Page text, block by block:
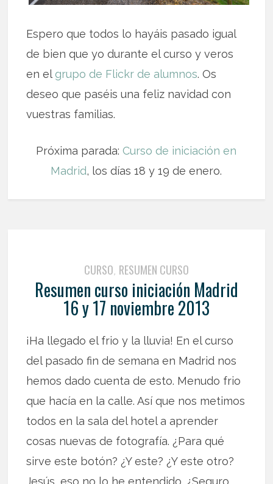
Espero que todos lo hayáis pasado igual
de bien que yo durante el curso y veros
en el grupo de Flickr de alumnos. Os
deseo que paséis una feliz navidad con
vuestras familias.
Próxima parada:Curso de iniciación en
Madrid, los días 18 y 19 de enero.
CURSO, RESUMEN CURSO
Resumen curso iniciación Madrid
16 y 17 noviembre 2013
¡Ha llegado el frio y la lluvia! En el curso
del pasado fin de semana en Madrid nos
hemos dado cuenta de esto. Menudo frio
que hacía en la calle. Así que nos metimos
todos en la sala del hotel a aprender
cosas nuevas de fotografía. ¿Para qué
sirve este botón? ¿Y este? ¿Y este otro?
Jesús, eso no lo he entendido. ¿Seguro